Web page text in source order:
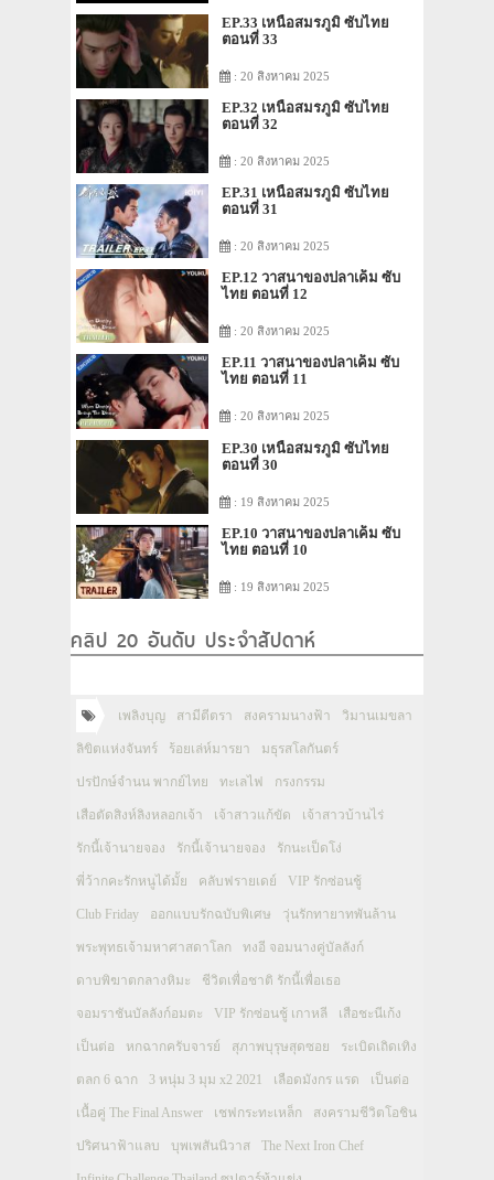
EP.33 เหนือสมรภูมิ ซับไทย
ตอนที่ 33
: 20 สิงหาคม 2025
EP.32 เหนือสมรภูมิ ซับไทย
ตอนที่ 32
: 20 สิงหาคม 2025
EP.31 เหนือสมรภูมิ ซับไทย
ตอนที่ 31
: 20 สิงหาคม 2025
EP.12 วาสนาของปลาเค็ม ซับ
ไทย ตอนที่ 12
: 20 สิงหาคม 2025
EP.11 วาสนาของปลาเค็ม ซับ
ไทย ตอนที่ 11
: 20 สิงหาคม 2025
EP.30 เหนือสมรภูมิ ซับไทย
ตอนที่ 30
: 19 สิงหาคม 2025
EP.10 วาสนาของปลาเค็ม ซับ
ไทย ตอนที่ 10
: 19 สิงหาคม 2025
คลิป 20 อันดับ ประจำสัปดาห์
เพลิงบุญ สามีตีตรา สงครามนางฟ้า วิมานเมขลา
ลิขิตแห่งจันทร์ ร้อยเล่ห์มารยา มธุรสโลกันตร์
ปรปักษ์จำนน พากย์ไทย ทะเลไฟ กรงกรรม
เสือตัดสิงห์ลิงหลอกเจ้า เจ้าสาวแก้ขัด เจ้าสาวบ้านไร่
รักนี้เจ้านายจอง รักนี้เจ้านายจอง รักนะเป็ดโง่
พี่ว้ากคะรักหนูได้มั้ย คลับฟรายเดย์ VIP รักซ่อนชู้
Club Friday ออกแบบรักฉบับพิเศษ วุ่นรักทายาทพันล้าน
พระพุทธเจ้ามหาศาสดาโลก ทงอี จอมนางคู่บัลลังก์
ดาบพิฆาตกลางหิมะ ชีวิตเพื่อชาติ รักนี้เพื่อเธอ
จอมราชันบัลลังก์อมตะ VIP รักซ่อนชู้ เกาหลี เสือชะนีเก้ง
เป็นต่อ หกฉากครับจารย์ สุภาพบุรุษสุดซอย ระเบิดเถิดเทิง
ตลก 6 ฉาก 3 หนุ่ม 3 มุม x2 2021 เลือดมังกร แรด เป็นต่อ
เนื้อคู่ The Final Answer เชฟกระทะเหล็ก สงครามชีวิตโอชิน
ปริศนาฟ้าแลบ บุพเพสันนิวาส The Next Iron Chef